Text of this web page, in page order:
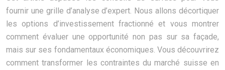
fournir une grille d’analyse d’expert. Nous allons décortiquer
les options d’investissement fractionné et vous montrer
comment évaluer une opportunité non pas sur sa façade,
mais sur ses fondamentaux économiques. Vous découvrirez
comment transformer les contraintes du marché suisse en